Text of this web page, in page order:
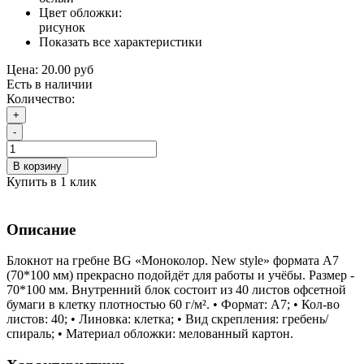
Цвет обложки:
рисунок
Показать все характеристики
Цена: 20.00 руб
Есть в наличии
Количество:
+
-
В корзину
Купить в 1 клик
Описание
Блокнот на гребне BG «Моноколор. New style» формата А7
(70*100 мм) прекрасно подойдёт для работы и учёбы. Размер -
70*100 мм. Внутренний блок состоит из 40 листов офсетной
бумаги в клетку плотностью 60 г/м². • Формат: А7; • Кол-во
листов: 40; • Линовка: клетка; • Вид скрепления: гребень/
спираль; • Материал обложки: мелованный картон.